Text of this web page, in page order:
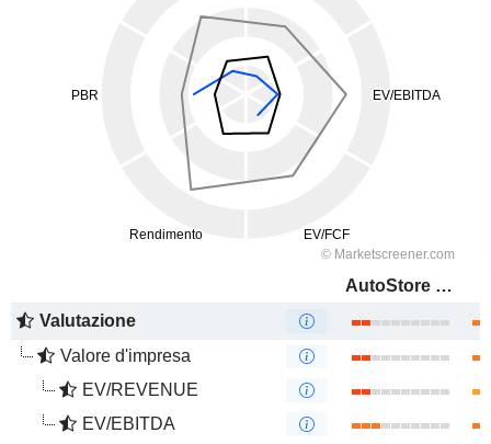
AutoStore Holdings Ltd.
Valutazione
Valore d'impresa
EV/REVENUE
EV/EBITDA